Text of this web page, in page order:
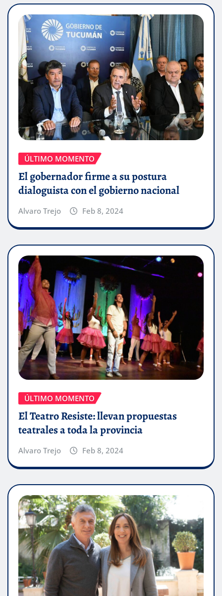
ÚLTIMO MOMENTO
El gobernador firme a su postura
dialoguista con el gobierno nacional
Alvaro Trejo Feb 8, 2024
ÚLTIMO MOMENTO
El Teatro Resiste: llevan propuestas
teatrales a toda la provincia
Alvaro Trejo Feb 8, 2024